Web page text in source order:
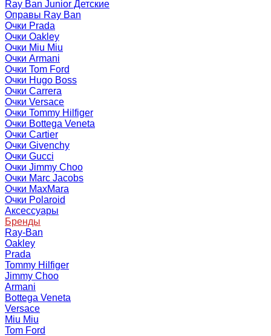
Ray Ban Junior Детские
Оправы Ray Ban
Очки Prada
Очки Oakley
Очки Miu Miu
Очки Armani
Очки Tom Ford
Очки Hugo Boss
Очки Carrera
Очки Versace
Очки Tommy Hilfiger
Очки Bottega Veneta
Очки Cartier
Очки Givenchy
Очки Gucci
Очки Jimmy Choo
Очки Marc Jacobs
Очки MaxMara
Очки Polaroid
Аксессуары
Бренды
Ray-Ban
Oakley
Prada
Tommy Hilfiger
Jimmy Choo
Armani
Bottega Veneta
Versace
Miu Miu
Tom Ford